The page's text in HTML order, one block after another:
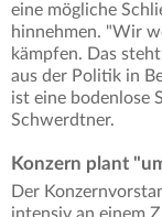
eine mögliche
hinnehmen. "Wir
kämpfen. Das
aus der Politik in
ist eine bodenlose
Schwerdtner.
Konzern plant
Der